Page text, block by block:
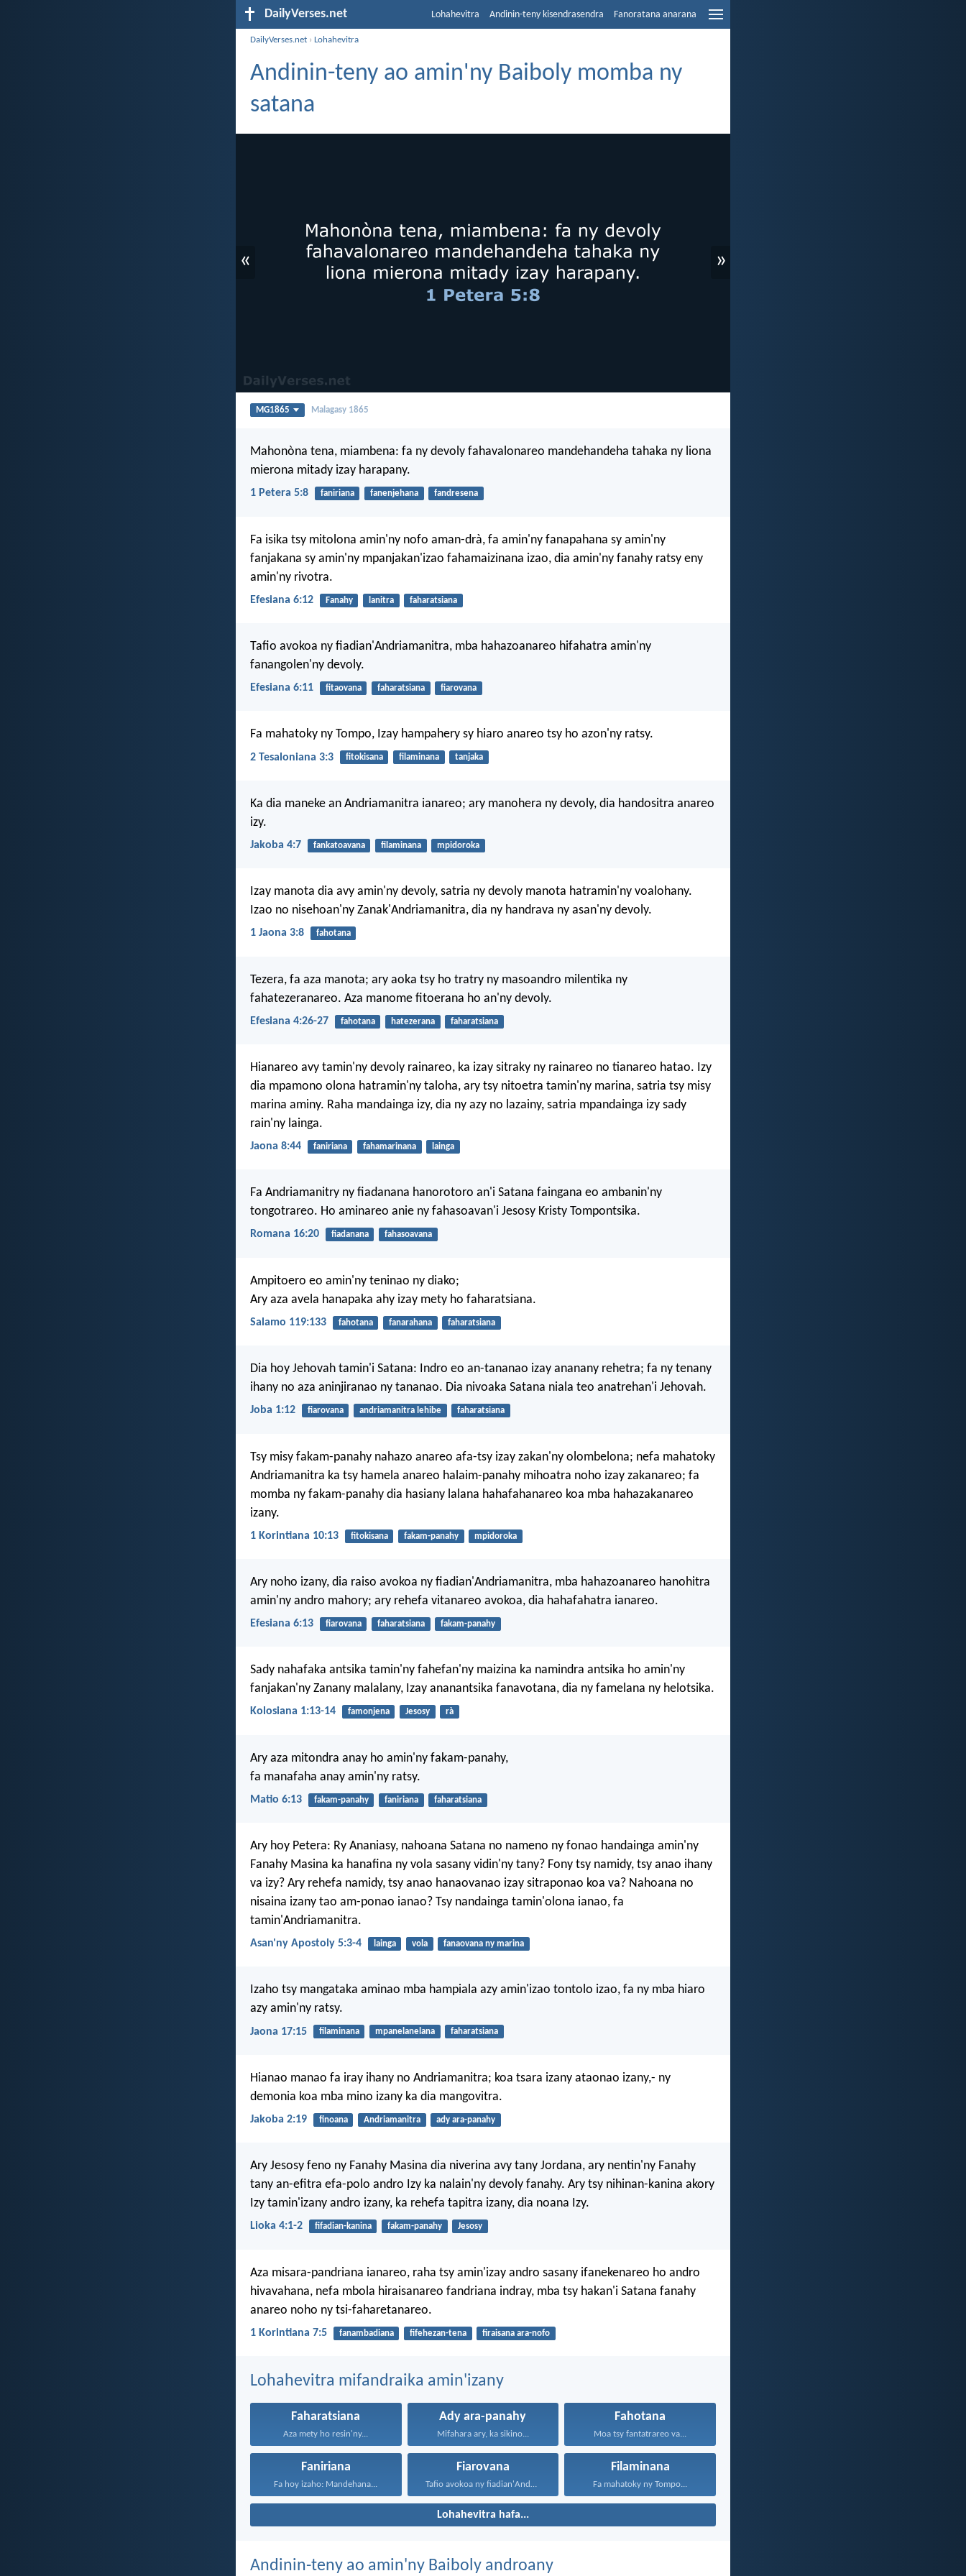
DailyVerses.net Lohahevitra Andinin-teny kisendrasendra Fanoratana anarana
DailyVerses.net ›Lohahevitra
Andinin-teny ao amin'ny Baiboly momba ny
satana
« »
MG1865 Malagasy 1865
Mahonòna tena, miambena: fa ny devoly fahavalonareo mandehandeha tahaka ny liona
mierona mitady izay harapany.
1 Petera 5:8 faniriana fanenjehana fandresena
Fa isika tsy mitolona amin'ny nofo aman-drà, fa amin'ny fanapahana sy amin'ny
fanjakana sy amin'ny mpanjakan'izao fahamaizinana izao, dia amin'ny fanahy ratsy eny
amin'ny rivotra.
Efesiana 6:12 Fanahy lanitra faharatsiana
Tafio avokoa ny fiadian'Andriamanitra, mba hahazoanareo hifahatra amin'ny
fanangolen'ny devoly.
Efesiana 6:11 fitaovana faharatsiana fiarovana
Fa mahatoky ny Tompo, Izay hampahery sy hiaro anareo tsy ho azon'ny ratsy.
2 Tesaloniana 3:3 fitokisana filaminana tanjaka
Ka dia maneke an Andriamanitra ianareo; ary manohera ny devoly, dia handositra anareo
izy.
Jakoba 4:7 fankatoavana filaminana mpidoroka
Izay manota dia avy amin'ny devoly, satria ny devoly manota hatramin'ny voalohany.
Izao no nisehoan'ny Zanak'Andriamanitra, dia ny handrava ny asan'ny devoly.
1 Jaona 3:8 fahotana
Tezera, fa aza manota; ary aoka tsy ho tratry ny masoandro milentika ny
fahatezeranareo. Aza manome fitoerana ho an'ny devoly.
Efesiana 4:26-27 fahotana hatezerana faharatsiana
Hianareo avy tamin'ny devoly rainareo, ka izay sitraky ny rainareo no tianareo hatao. Izy
dia mpamono olona hatramin'ny taloha, ary tsy nitoetra tamin'ny marina, satria tsy misy
marina aminy. Raha mandainga izy, dia ny azy no lazainy, satria mpandainga izy sady
rain'ny lainga.
Jaona 8:44 faniriana fahamarinana lainga
Fa Andriamanitry ny fiadanana hanorotoro an'i Satana faingana eo ambanin'ny
tongotrareo. Ho aminareo anie ny fahasoavan'i Jesosy Kristy Tompontsika.
Romana 16:20 fiadanana fahasoavana
Ampitoero eo amin'ny teninao ny diako;
Ary aza avela hanapaka ahy izay mety ho faharatsiana.
Salamo 119:133 fahotana fanarahana faharatsiana
Dia hoy Jehovah tamin'i Satana: Indro eo an-tananao izay ananany rehetra; fa ny tenany
ihany no aza aninjiranao ny tananao. Dia nivoaka Satana niala teo anatrehan'i Jehovah.
Joba 1:12 fiarovana andriamanitra lehibe faharatsiana
Tsy misy fakam-panahy nahazo anareo afa-tsy izay zakan'ny olombelona; nefa mahatoky
Andriamanitra ka tsy hamela anareo halaim-panahy mihoatra noho izay zakanareo; fa
momba ny fakam-panahy dia hasiany lalana hahafahanareo koa mba hahazakanareo
izany.
1 Korintiana 10:13 fitokisana fakam-panahy mpidoroka
Ary noho izany, dia raiso avokoa ny fiadian'Andriamanitra, mba hahazoanareo hanohitra
amin'ny andro mahory; ary rehefa vitanareo avokoa, dia hahafahatra ianareo.
Efesiana 6:13 fiarovana faharatsiana fakam-panahy
Sady nahafaka antsika tamin'ny fahefan'ny maizina ka namindra antsika ho amin'ny
fanjakan'ny Zanany malalany, Izay ananantsika fanavotana, dia ny famelana ny helotsika.
Kolosiana 1:13-14 famonjena Jesosy rà
Ary aza mitondra anay ho amin'ny fakam-panahy,
fa manafaha anay amin'ny ratsy.
Matio 6:13 fakam-panahy faniriana faharatsiana
Ary hoy Petera: Ry Ananiasy, nahoana Satana no nameno ny fonao handainga amin'ny
Fanahy Masina ka hanafina ny vola sasany vidin'ny tany? Fony tsy namidy, tsy anao ihany
va izy? Ary rehefa namidy, tsy anao hanaovanao izay sitraponao koa va? Nahoana no
nisaina izany tao am-ponao ianao? Tsy nandainga tamin'olona ianao, fa
tamin'Andriamanitra.
Asan'ny Apostoly 5:3-4 lainga vola fanaovana ny marina
Izaho tsy mangataka aminao mba hampiala azy amin'izao tontolo izao, fa ny mba hiaro
azy amin'ny ratsy.
Jaona 17:15 filaminana mpanelanelana faharatsiana
Hianao manao fa iray ihany no Andriamanitra; koa tsara izany ataonao izany,- ny
demonia koa mba mino izany ka dia mangovitra.
Jakoba 2:19 finoana Andriamanitra ady ara-panahy
Ary Jesosy feno ny Fanahy Masina dia niverina avy tany Jordana, ary nentin'ny Fanahy
tany an-efitra efa-polo andro Izy ka nalain'ny devoly fanahy. Ary tsy nihinan-kanina akory
Izy tamin'izany andro izany, ka rehefa tapitra izany, dia noana Izy.
Lioka 4:1-2 fifadian-kanina fakam-panahy Jesosy
Aza misara-pandriana ianareo, raha tsy amin'izay andro sasany ifanekenareo ho andro
hivavahana, nefa mbola hiraisanareo fandriana indray, mba tsy hakan'i Satana fanahy
anareo noho ny tsi-faharetanareo.
1 Korintiana 7:5 fanambadiana fifehezan-tena firaisana ara-nofo
Lohahevitra mifandraika amin'izany
Faharatsiana
Aza mety ho resin'ny...
Ady ara-panahy
Mifahara ary, ka sikino...
Fahotana
Moa tsy fantatrareo va...
Faniriana
Fa hoy izaho: Mandehana...
Fiarovana
Tafio avokoa ny fiadian'Andriamanitra...
Filaminana
Fa mahatoky ny Tompo...
Lohahevitra hafa...
Andinin-teny ao amin'ny Baiboly androany